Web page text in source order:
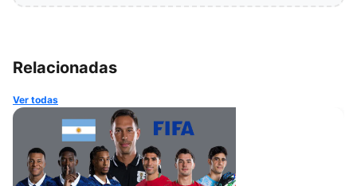
Relacionadas
Ver todas